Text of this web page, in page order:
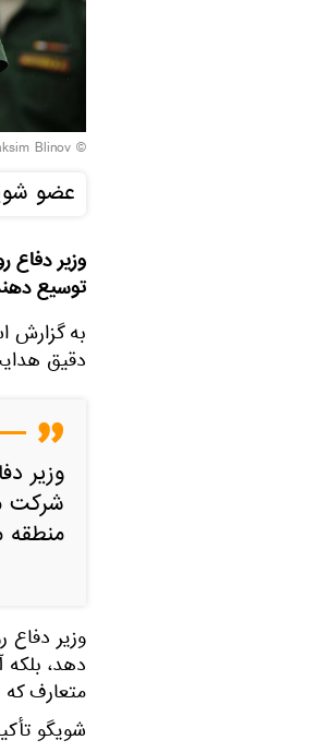
© Sputnik / Maksim Blinov
عضو
وزیر
توسیع
به گزارش
دقیق
وزیر
شرکت
منطقه
وزیر
دهد،
متعارف که
شویگو